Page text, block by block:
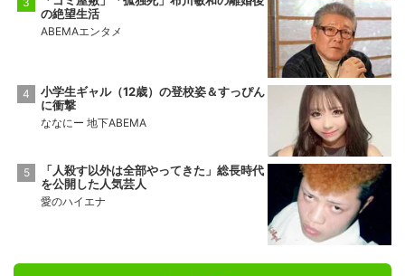
の絶望生活
ABEMAエンタメ
小学生ギャル（12歳）の登校姿＆すっぴん
に衝撃
ななにー 地下ABEMA
「人殺す以外は全部やってきた」総長時代
を公開した人気芸人
愛のハイエナ